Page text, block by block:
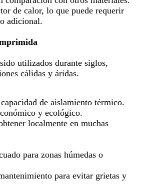
de calor, lo que puede requerir
adicional.
utilizados durante siglos,
cálidas y áridas.
de aislamiento térmico.
y ecológico.
localmente en muchas
para zonas húmedas o
para evitar grietas y